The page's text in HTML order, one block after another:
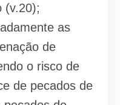
(v.20);
as
de
o risco de
de pecados de